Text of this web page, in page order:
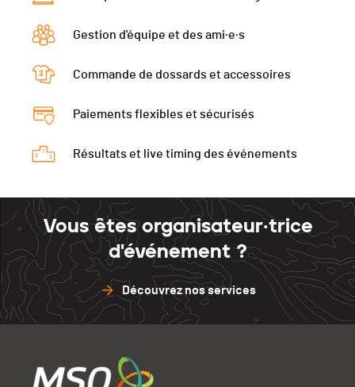
Gestion d'équipe et des ami·e·s
Commande de dossards et accessoires
Paiements flexibles et sécurisés
Résultats et live timing des événements
Vous êtes organisateur·trice
d'événement ?
Découvrez nos services